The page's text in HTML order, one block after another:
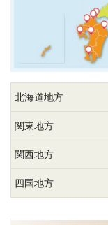
北海道地方
関東地方
関西地方
四国地方